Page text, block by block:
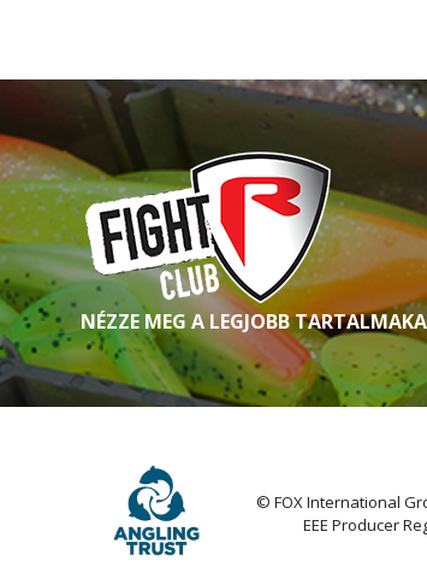
NÉZZE MEG A LEGJOBB
© FOX International
EEE Producer